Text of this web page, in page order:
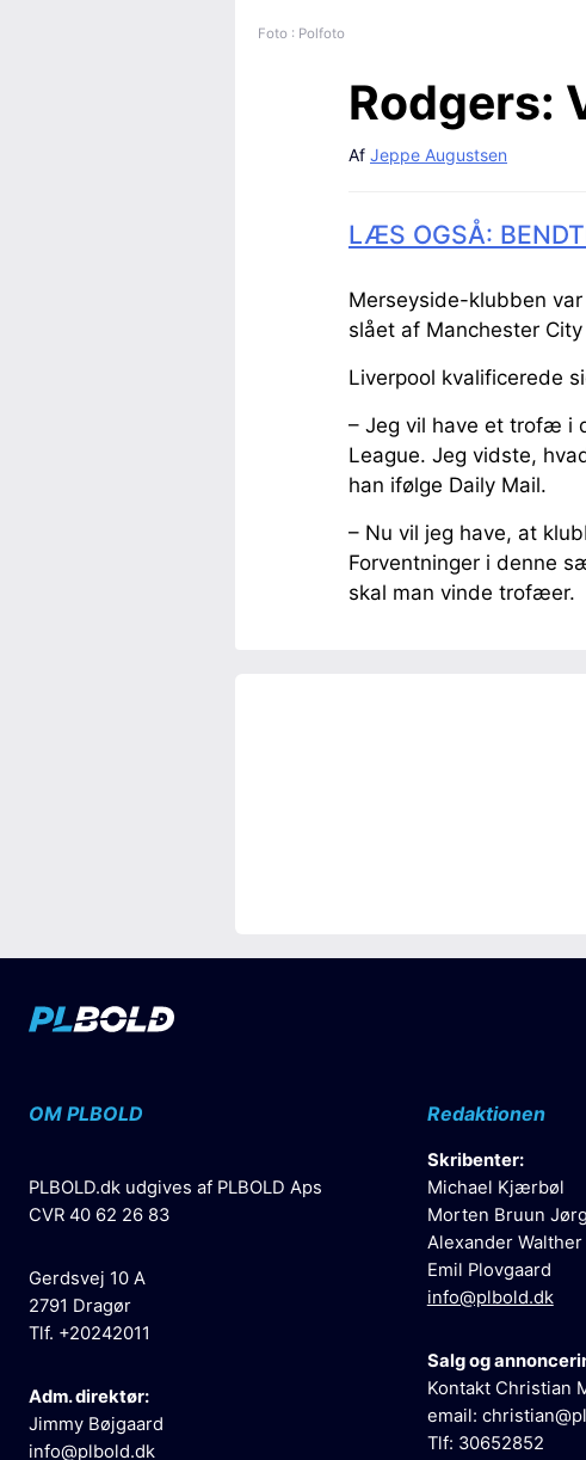
Foto : Polfoto
Rodgers:
Af Jeppe Augustsen
LÆS OGSÅ:
Merseyside-klubben
slået af Manchester
Liverpool kvalificerede
– Jeg vil have et trofæ i
League. Jeg vidste,
han ifølge Daily Mail.
– Nu vil jeg have, at
Forventninger i denne
skal man vinde trofæer.
OM PLBOLD
PLBOLD.dk udgives af PLBOLD Aps
CVR 40 62 26 83
Gerdsvej 10 A
2791 Dragør
Tlf. +20242011
Adm. direktør:
Jimmy Bøjgaard
info@plbold.dk
Redaktionen
Skribenter:
Michael Kjærbøl
Morten Bruun
Alexander
Emil Plovgaard
info@plbold.dk
Salg og
Kontakt Christian
email:
Tlf: 30652852